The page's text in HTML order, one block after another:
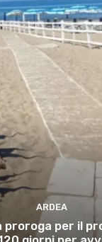
ARDEA
proroga per il